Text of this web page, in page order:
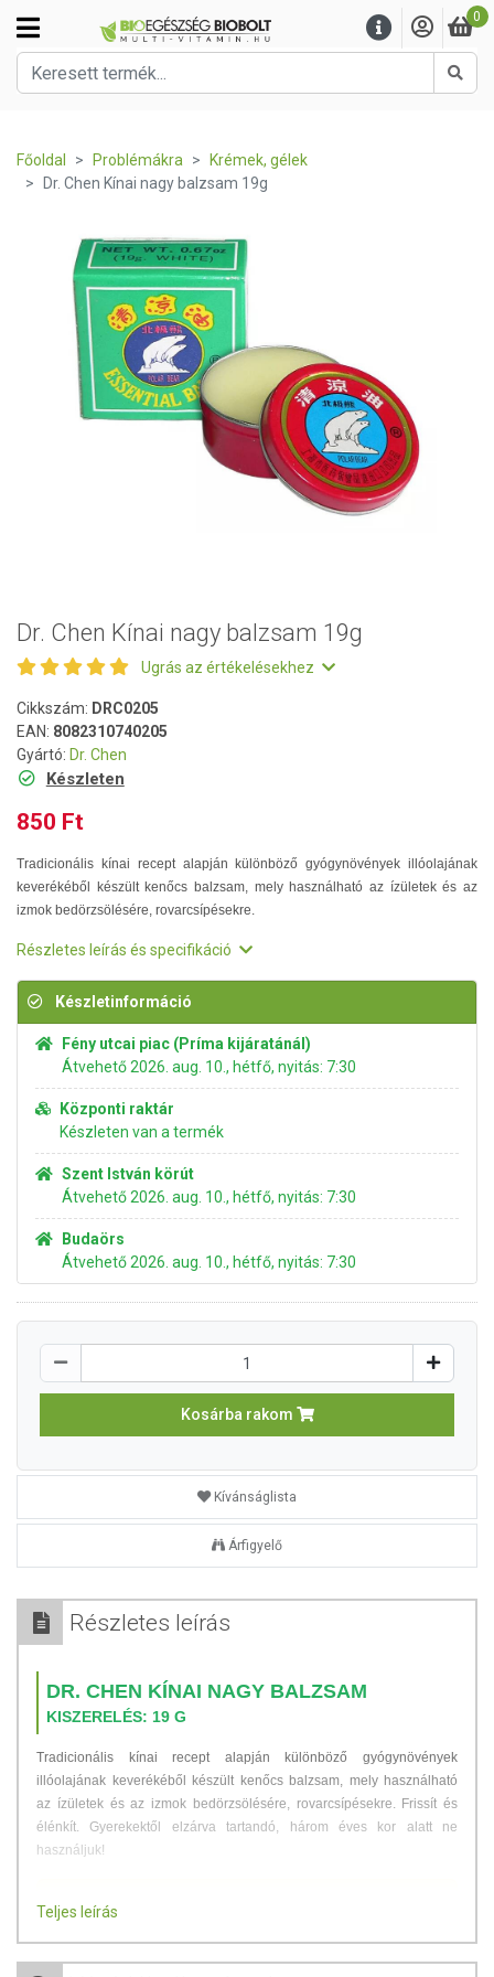
0
Főoldal Problémákra
Krémek, gélek
Dr. Chen Kínai nagy balzsam 19g
Dr. Chen Kínai nagy balzsam 19g
Ugrás az értékelésekhez
Cikkszám: DRC0205
EAN: 8082310740205
Gyártó: Dr. Chen
Készleten
850 Ft
Tradicionális kínai recept alapján különböző gyógynövények illóolajának
keverékéből készült kenőcs balzsam, mely használható az ízületek és az
izmok bedörzsölésére, rovarcsípésekre.
Részletes leírás és specifikáció
Készletinformáció
Fény utcai piac (Príma kijáratánál)
Átvehető 2026. aug. 10., hétfő, nyitás: 7:30
Központi raktár
Készleten van a termék
Szent István körút
Átvehető 2026. aug. 10., hétfő, nyitás: 7:30
Budaörs
Átvehető 2026. aug. 10., hétfő, nyitás: 7:30
Kosárba rakom
Kívánságlista
Árfigyelő
Részletes leírás
DR. CHEN KÍNAI NAGY BALZSAM
KISZERELÉS: 19 G
Tradicionális kínai recept alapján különböző gyógynövények
illóolajának keverékéből készült kenőcs balzsam, mely használható
az ízületek és az izmok bedörzsölésére, rovarcsípésekre. Frissít és
élénkít. Gyerekektől elzárva tartandó, három éves kor alatt ne
használjuk!
Csak külsőleg alkalmazzuk! 3 éves kor alatt ne alkalmazzuk!!
ÖSSZETEVŐK
Teljes leírás